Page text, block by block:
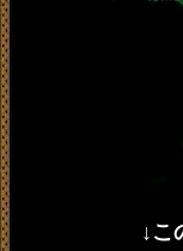
もっと
↓こ